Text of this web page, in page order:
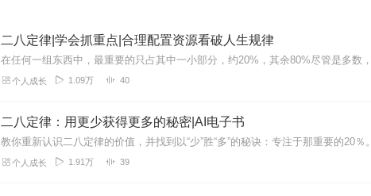
二八定律|学会抓重点|合理配置资源看破人生规律
个人成长 1.09万 40
二八定律：用更少获得更多的秘密|AI电子书
教你重新认识二八定律的价值，并找到以“少”胜“多”的秘诀：专注于那重要的20％。
个人成长 1.91万 39